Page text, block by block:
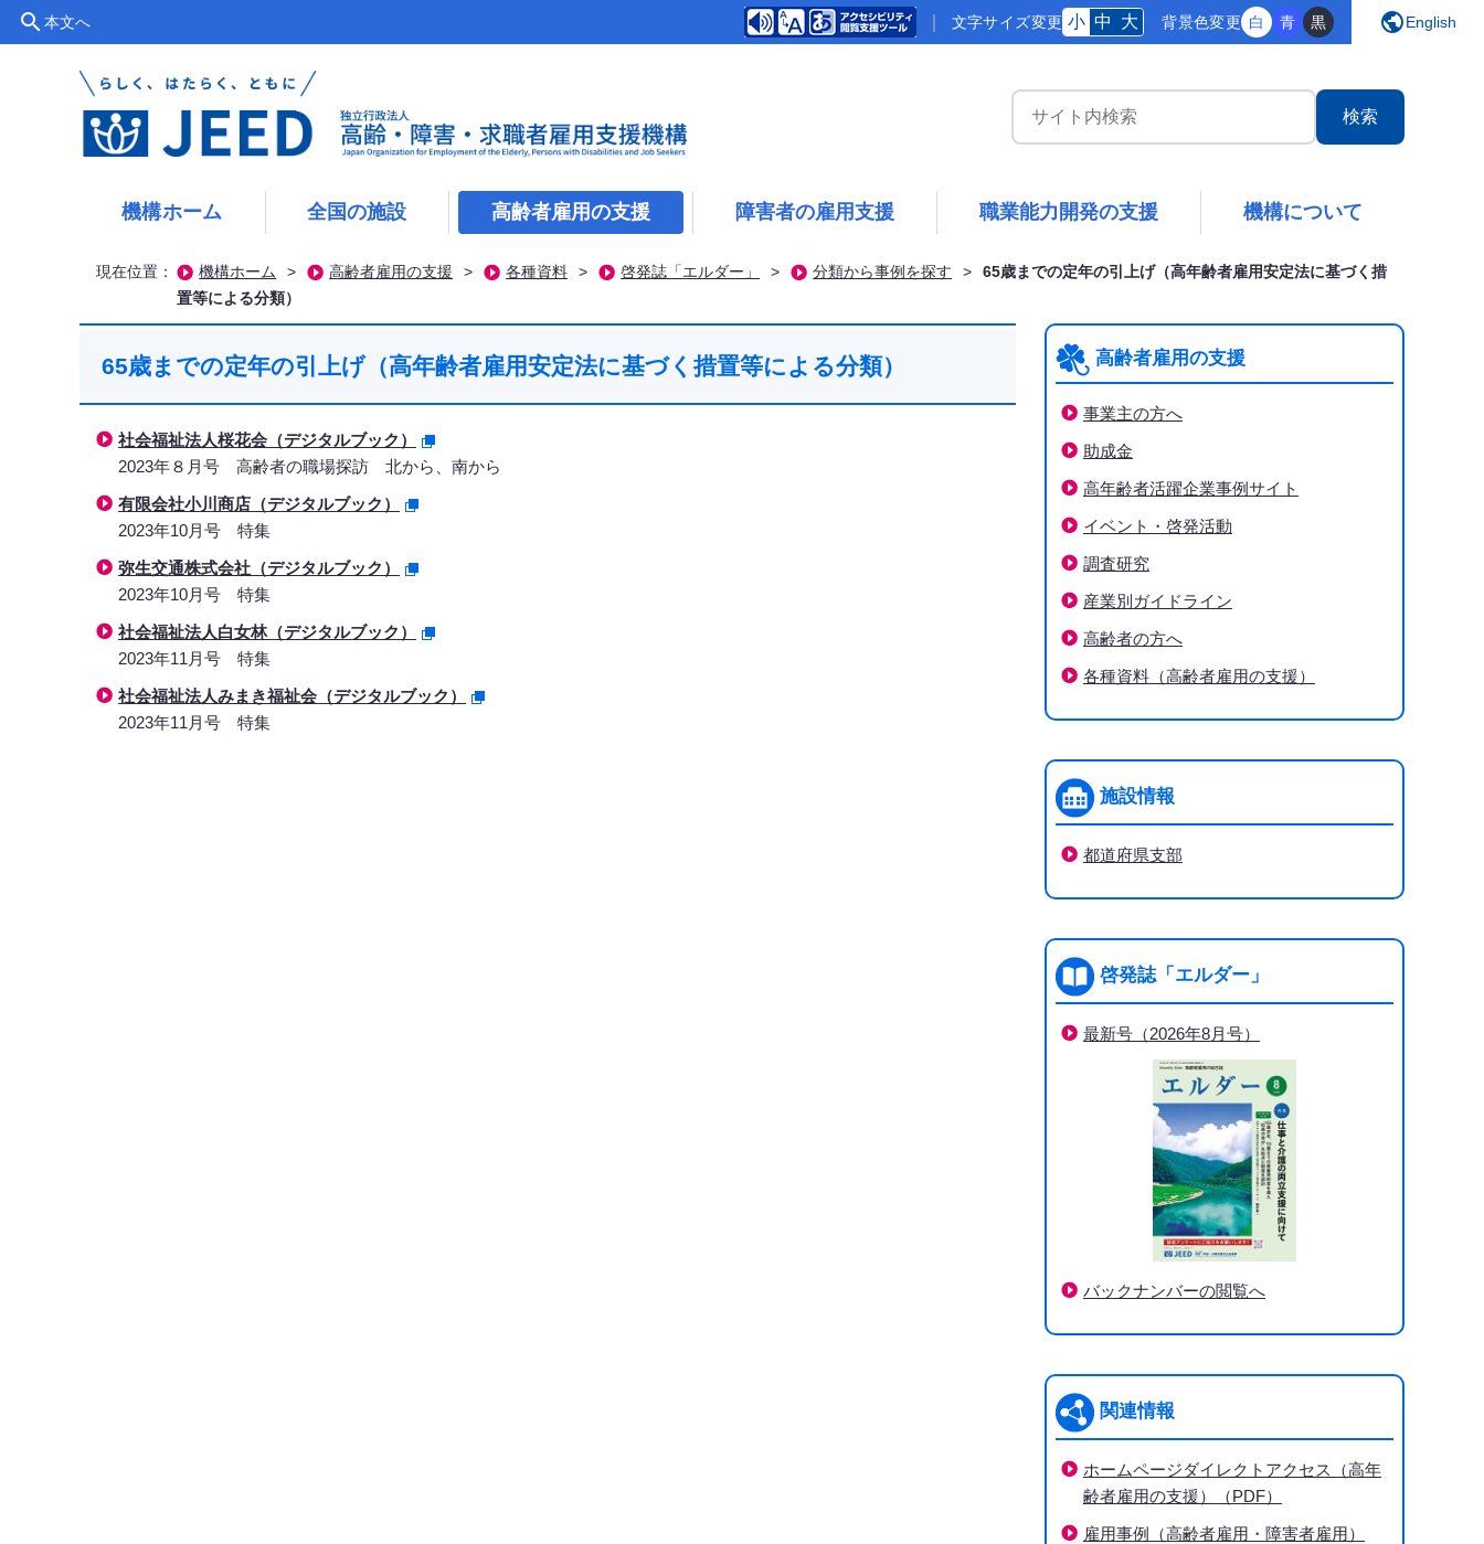
search本文へ 文字サイズ変更 小 中 大 背景色変更 白 青 黒 publicEnglish
サイト内検索
機構ホーム 全国の施設 高齢者雇用の支援 障害者の雇用支援 職業能力開発の支援 機構について
現在位置： 機構ホーム > 高齢者雇用の支援 > 各種資料 > 啓発誌「エルダー」 > 分類から事例を探す >
65歳までの定年の引上げ（高年齢者雇用安定法に基づく措
置等による分類）
65歳までの定年の引上げ（高年齢者雇用安定法に基づく措置等による分類）
社会福祉法人桜花会（デジタルブック）
2023年８月号 高齢者の職場探訪 北から、南から
有限会社小川商店（デジタルブック）
2023年10月号 特集
弥生交通株式会社（デジタルブック）
2023年10月号 特集
社会福祉法人白女林（デジタルブック）
2023年11月号 特集
社会福祉法人みまき福祉会（デジタルブック）
2023年11月号 特集
高齢者雇用の支援
事業主の方へ
助成金
高年齢者活躍企業事例サイト
イベント・啓発活動
調査研究
産業別ガイドライン
高齢者の方へ
各種資料（高齢者雇用の支援）
施設情報
都道府県支部
啓発誌「エルダー」
最新号（2026年8月号）
バックナンバーの閲覧へ
関連情報
ホームページダイレクトアクセス（高年
齢者雇用の支援）（PDF）
雇用事例（高齢者雇用・障害者雇用）